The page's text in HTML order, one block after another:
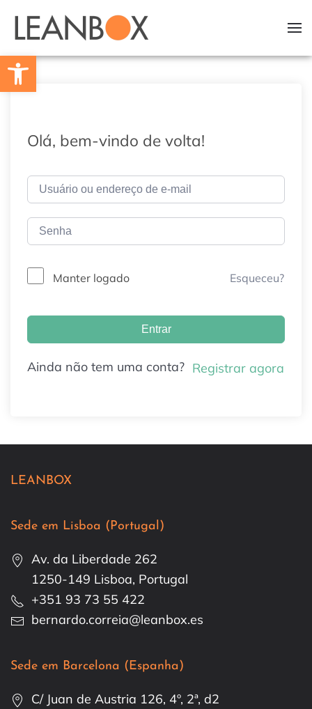
Barra de Ferramentas Aberta
Skip to main content
Olá, bem-vindo de volta!
Manter logado Esqueceu?
Entrar
Ainda não tem uma conta? Registrar agora
LEANBOX
Sede em Lisboa (Portugal)
Av. da Liberdade 262
1250-149 Lisboa, Portugal
+351 93 73 55 422
bernardo.correia@leanbox.es
Sede em Barcelona (Espanha)
C/ Juan de Austria 126, 4º, 2ª, d2